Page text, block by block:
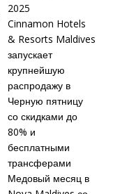
2025
Cinnamon Hotels
& Resorts Maldives
запускает
крупнейшую
распродажу в
Черную пятницу
со скидками до
80% и
бесплатными
трансферами
Медовый месяц в